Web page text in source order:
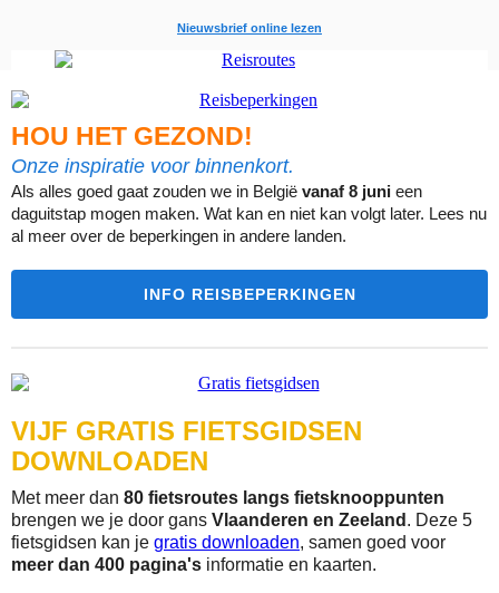
Nieuwsbrief online lezen
HOU HET GEZOND!
Onze inspiratie voor binnenkort.
Als alles goed gaat zouden we in België vanaf 8 juni een
daguitstap mogen maken. Wat kan en niet kan volgt later. Lees nu
al meer over de beperkingen in andere landen.
INFO REISBEPERKINGEN
VIJF GRATIS FIETSGIDSEN
DOWNLOADEN
Met meer dan 80 fietsroutes langs fietsknooppunten
brengen we je door gans Vlaanderen en Zeeland . Deze 5
fietsgidsen kan je gratis downloaden, samen goed voor
meer dan 400 pagina's informatie en kaarten.